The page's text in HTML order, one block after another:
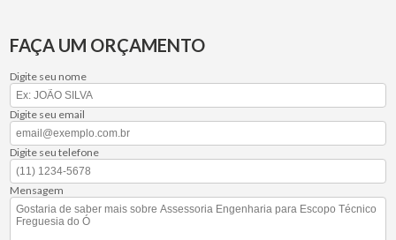
FAÇA UM ORÇAMENTO
Digite seu nome
Digite seu email
Digite seu telefone
Mensagem